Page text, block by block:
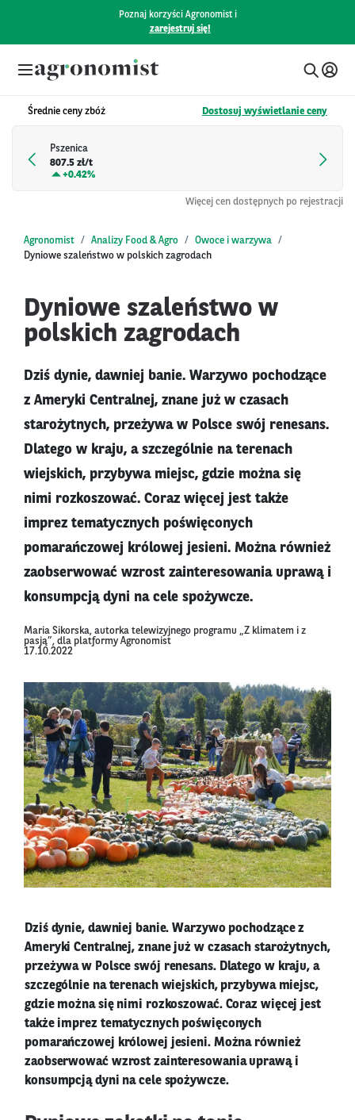
Poznaj korzyści Agronomist i
zarejestruj się!
Średnie ceny zbóż Dostosuj wyświetlanie ceny
Pszenica
807.5 zł/t
+0.42%
Więcej cen dostępnych po rejestracji
Agronomist Analizy Food & Agro
Owoce i warzywa
Dyniowe szaleństwo w polskich zagrodach
Dyniowe szaleństwo w
polskich zagrodach
Dziś dynie, dawniej banie. Warzywo pochodzące
z Ameryki Centralnej, znane już w czasach
starożytnych, przeżywa w Polsce swój renesans.
Dlatego w kraju, a szczególnie na terenach
wiejskich, przybywa miejsc, gdzie można się
nimi rozkoszować. Coraz więcej jest także
imprez tematycznych poświęconych
pomarańczowej królowej jesieni. Można również
zaobserwować wzrost zainteresowania uprawą i
konsumpcją dyni na cele spożywcze.
Maria Sikorska, autorka telewizyjnego programu „Z klimatem i z
pasją”, dla platformy Agronomist
17.10.2022
Dziś dynie, dawniej banie. Warzywo pochodzące z
Ameryki Centralnej, znane już w czasach starożytnych,
przeżywa w Polsce swój renesans. Dlatego w kraju, a
szczególnie na terenach wiejskich, przybywa miejsc,
gdzie można się nimi rozkoszować. Coraz więcej jest
także imprez tematycznych poświęconych
pomarańczowej królowej jesieni. Można również
zaobserwować wzrost zainteresowania uprawą i
konsumpcją dyni na cele spożywcze.